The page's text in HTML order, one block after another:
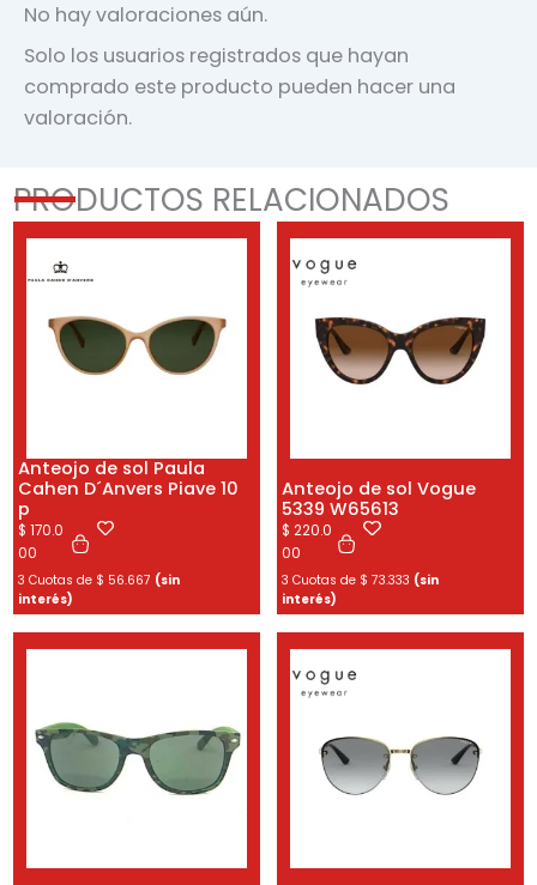
No hay valoraciones aún.
Solo los usuarios registrados que hayan
comprado este producto pueden hacer una
valoración.
PRODUCTOS RELACIONADOS
Anteojo de sol Paula
Cahen D´Anvers Piave 10
p
$ 170.0
00
3 Cuotas de $ 56.667 (sin
interés)
Anteojo de sol Vogue
5339 W65613
$ 220.0
00
3 Cuotas de $ 73.333 (sin
interés)